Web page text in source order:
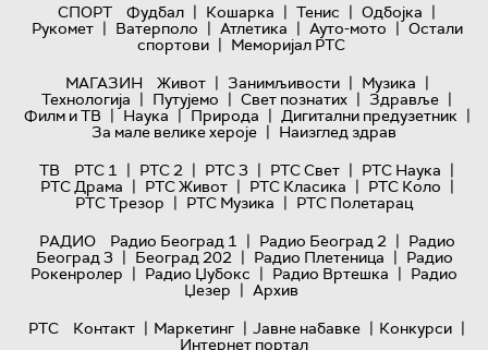
СПОРТ
Фудбал | Кошарка | Тенис | Одбојка |
Рукомет | Ватерполо | Атлетика | Ауто-мото | Остали
спортови | Меморијал РТС
МАГАЗИН
Живот | Занимљивости | Музика |
Технологијa | Путујемо | Свет познатих | Здравље |
Филм и ТВ | Наука | Природа | Дигитални предузетник |
За мале велике хероје | Наизглед здрав
ТВ
РТС 1 | РТС 2 | РТС 3 | РТС Свет | РТС Наука |
РТС Драма | РТС Живот | РТС Класика | РТС Коло |
РТС Трезор | РТС Музика | РТС Полетарац
РАДИО
Радио Београд 1 | Радио Београд 2 | Радио
Београд 3 | Београд 202 | Радио Плетеница | Радио
Рокенролер | Радио Џубокс | Радио Вртешка | Радио
Џезер | Архив
РТС
Контакт | Маркетинг | Јавне набавке | Конкурси |
Интернет портал